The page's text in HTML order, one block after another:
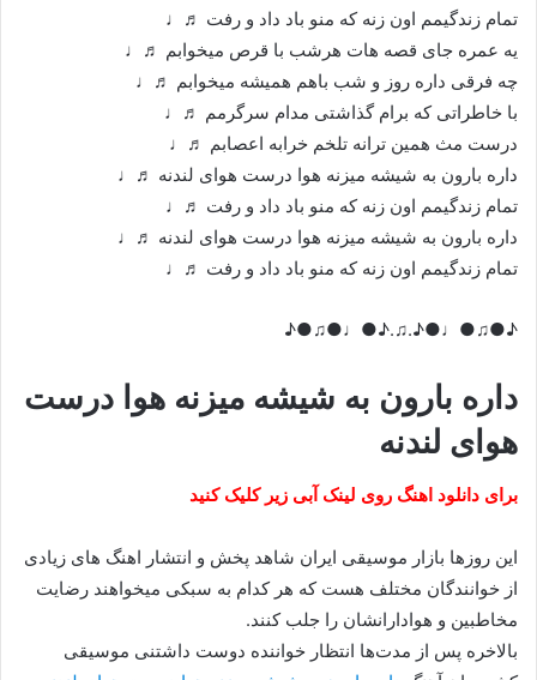
تمام زندگیمم اون زنه که منو باد داد و رفت ♬♩
یه عمره جای قصه هات هرشب با قرص میخوابم ♬♩
چه فرقی داره روز و شب باهم همیشه میخوابم ♬♩
با خاطراتی که برام گذاشتی مدام سرگرمم ♬♩
درست مث همین ترانه تلخم خرابه اعصابم ♬♩
داره بارون به شیشه میزنه هوا درست هوای لندنه ♬♩
تمام زندگیمم اون زنه که منو باد داد و رفت ♬♩
داره بارون به شیشه میزنه هوا درست هوای لندنه ♬♩
تمام زندگیمم اون زنه که منو باد داد و رفت ♬♩
♪●♫●♩●♪.♫.♪●♩●♫●♪
داره بارون به شیشه میزنه هوا درست
هوای لندنه
برای دانلود اهنگ روی لینک آبی زیر کلیک کنید
این روزها بازار موسیقی ایران شاهد پخش و انتشار اهنگ های زیادی
از خوانندگان مختلف هست که هر کدام به سبکی میخواهند رضایت
مخاطبین و هوادارانشان را جلب کنند.
بالاخره پس از مدت‌ها انتظار خواننده دوست داشتنی موسیقی